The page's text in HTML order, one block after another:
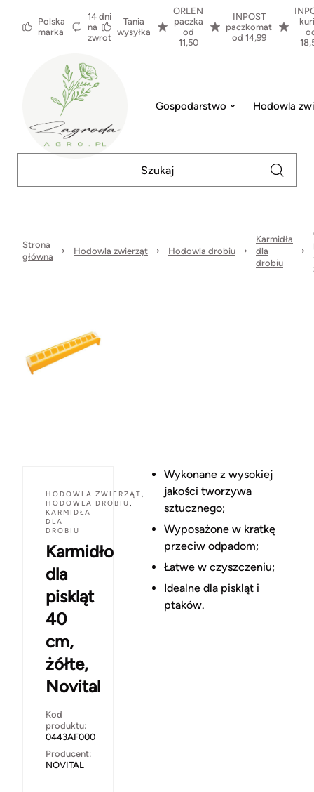
Polska
marka
14 dni
na
zwrot
Tania
wysyłka
ORLEN
paczka
od
11,50
INPOST
paczkomat
od 14,99
Gospodarstwo Hodowla
Strona
główna
Hodowla zwierząt Hodowla drobiu
Karmidła
dla
drobiu
HODOWLA ZWIERZĄT,
HODOWLA DROBIU,
KARMIDŁA
DLA
DROBIU
Karmidło
dla
piskląt
40
cm,
żółte,
Novital
Kod
produktu:
0443AF000
Producent:
NOVITAL
Wykonane z wysokiej
jakości tworzywa
sztucznego;
Wyposażone w kratkę
przeciw odpadom;
Łatwe w czyszczeniu;
Idealne dla piskląt i
ptaków.